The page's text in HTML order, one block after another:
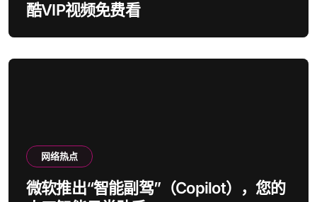
酷VIP视频免费看
网络热点
微软推出“智能副驾”（Copilot），您的